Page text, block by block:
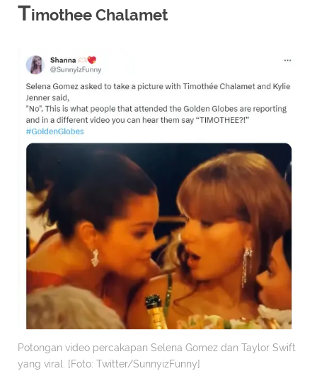
Timothee Chalamet
Potongan video percakapan Selena Gomez dan Taylor Swift
yang viral. [Foto: Twitter/SunnyizFunny]